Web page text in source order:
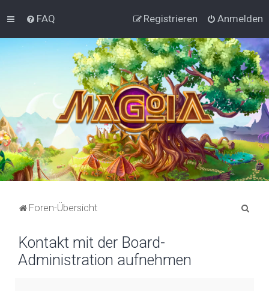
FAQ Anmelden
Registrieren
Foren-Übersicht
Kontakt mit der Board-
Administration aufnehmen